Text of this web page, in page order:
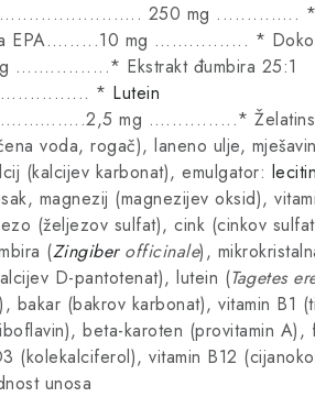
250 mg ..........…. *
EPA…......10 mg …….......... *
……..........* Ekstrakt đumbira 25:1
…............ * Lutein
mg …............*
voda, rogač), laneno ulje,
(kalcijev karbonat), emulgator: lecitin
magnezij (magnezijev oksid),
(željezov sulfat), cink (cinkov
(Zingiberofficinale),
D-pantotenat), lutein (Tagetes
bakar (bakrov karbonat), vitamin B1
beta-karoten (provitamin A),
(kolekalciferol), vitamin B12
unosa